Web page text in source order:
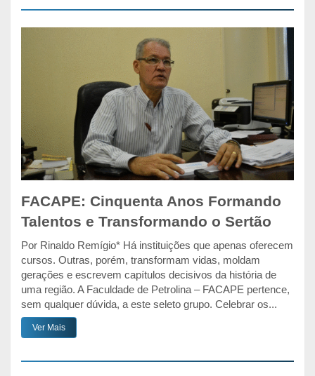
FACAPE: Cinquenta Anos Formando
Talentos e Transformando o Sertão
Por Rinaldo Remígio* Há instituições que apenas oferecem
cursos. Outras, porém, transformam vidas, moldam
gerações e escrevem capítulos decisivos da história de
uma região. A Faculdade de Petrolina – FACAPE pertence,
sem qualquer dúvida, a este seleto grupo. Celebrar os...
Ver Mais